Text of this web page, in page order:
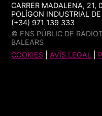
CARRER MADALENA, 21,
POLÍGON INDUSTRIAL
(+34) 971 139 333
© ENS PÚBLIC DE
BALEARS
COOKIES |AVÍS LEGAL